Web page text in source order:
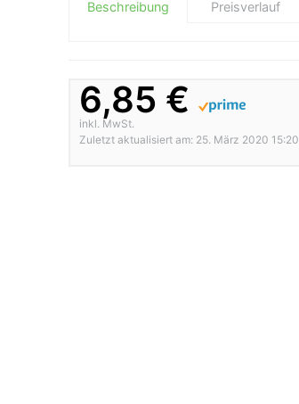
Beschreibung Preisverlauf
6,85 €
inkl. MwSt.
Zuletzt aktualisiert am: 25. März 2020 15:20